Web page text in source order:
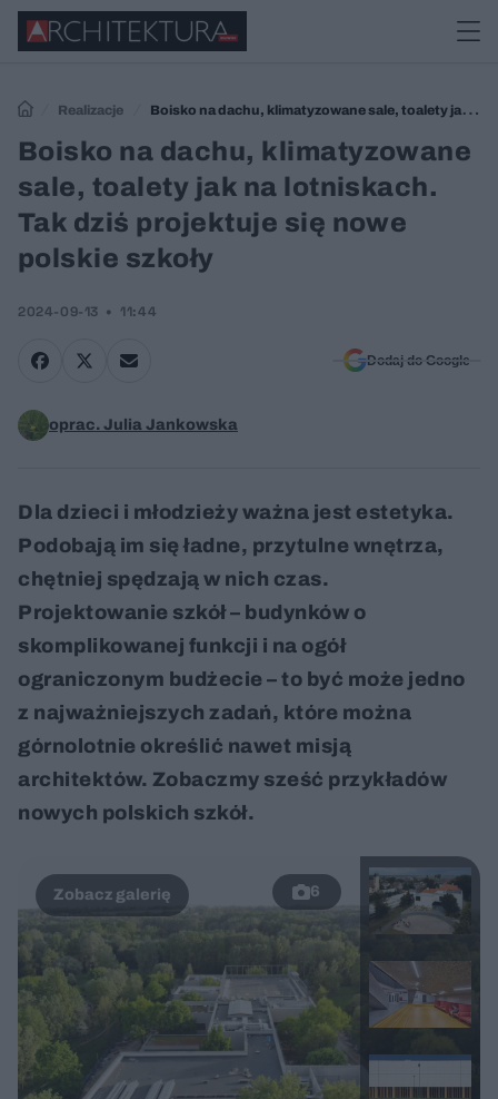
Realizacje
Boisko na dachu, klimatyzowane sale, toalety jak na
lotniskach. Tak dziś projektuje się nowe polskie szkoły
Boisko na dachu, klimatyzowane
sale, toalety jak na lotniskach.
Tak dziś projektuje się nowe
polskie szkoły
2024-09-13 11:44
Dodaj do Google
oprac. Julia Jankowska
Dla dzieci i młodzieży ważna jest estetyka.
Podobają im się ładne, przytulne wnętrza,
chętniej spędzają w nich czas.
Projektowanie szkół – budynków o
skomplikowanej funkcji i na ogół
ograniczonym budżecie – to być może jedno
z najważniejszych zadań, które można
górnolotnie określić nawet misją
architektów. Zobaczmy sześć przykładów
nowych polskich szkół.
6